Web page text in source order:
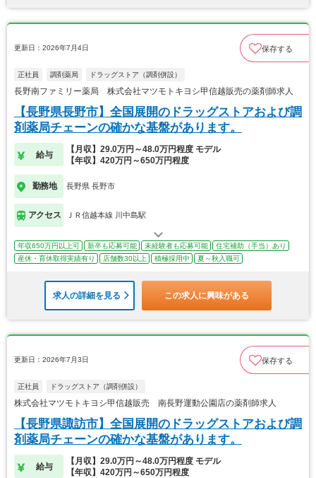
更新日：2026年7月4日 保存する
正社員 調剤薬局 ドラッグストア（調剤併設）
長野南ファミリー薬局 株式会社マツモトキヨシ甲信越販売の薬剤師求人
【長野県長野市】全国展開のドラッグストアおよび調
剤薬局チェーンの確かな基盤があります。
給与
【月収】29.0万円～48.0万円程度 モデル
【年収】420万円～650万円程度
勤務地 長野県 長野市
アクセス ＪＲ信越本線 川中島駅
年収650万円以上可 新卒も応募可能 未経験者も応募可能
住宅補助（手当）あり
産休・育休取得実績有り
店舗数30以上 積極採用中 夏～秋入職可
求人の詳細を見る この求人に興味がある
更新日：2026年7月3日 保存する
正社員 ドラッグストア（調剤併設）
株式会社マツモトキヨシ甲信越販売 南長野運動公園店の薬剤師求人
【長野県諏訪市】全国展開のドラッグストアおよび調
剤薬局チェーンの確かな基盤があります。
給与
【月収】29.0万円～48.0万円程度 モデル
【年収】420万円～650万円程度